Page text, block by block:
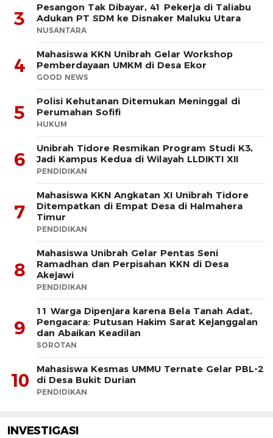
3
Pesangon Tak Dibayar, 41 Pekerja di Taliabu
Adukan PT SDM ke Disnaker Maluku Utara
NUSANTARA
4
Mahasiswa KKN Unibrah Gelar Workshop
Pemberdayaan UMKM di Desa Ekor
GOOD NEWS
5
Polisi Kehutanan Ditemukan Meninggal di
Perumahan Sofifi
HUKUM
6
Unibrah Tidore Resmikan Program Studi K3,
Jadi Kampus Kedua di Wilayah LLDIKTI XII
PENDIDIKAN
7
Mahasiswa KKN Angkatan XI Unibrah Tidore
Ditempatkan di Empat Desa di Halmahera
Timur
PENDIDIKAN
8
Mahasiswa Unibrah Gelar Pentas Seni
Ramadhan dan Perpisahan KKN di Desa
Akejawi
PENDIDIKAN
9
11 Warga Dipenjara karena Bela Tanah Adat,
Pengacara: Putusan Hakim Sarat Kejanggalan
dan Abaikan Keadilan
SOROTAN
10
Mahasiswa Kesmas UMMU Ternate Gelar PBL-2
di Desa Bukit Durian
PENDIDIKAN
INVESTIGASI